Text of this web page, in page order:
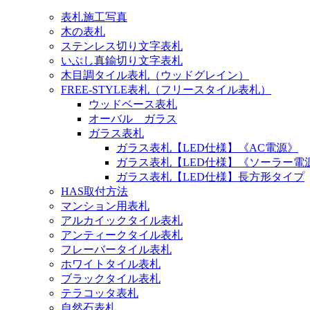
表札施工写真
木の表札
ステンレス切り文字表札
いぶし真鍮切り文字表札
木目調タイル表札（ウッドグレイン）
FREE-STYLE表札（フリースタイル表札）
ウッドベース表札
オーバル ガラス
ガラス表札
ガラス表札【LED仕様】《AC電源》
ガラス表札【LED仕様】《ソーラー電
ガラス表札【LED仕様】長方形タイプ
HAS取付方法
マンション用表札
アルカイックタイル表札
アンティークタイル表札
フレーバータイル表札
ホワイトタイル表札
ブラックタイル表札
テラコッタ表札